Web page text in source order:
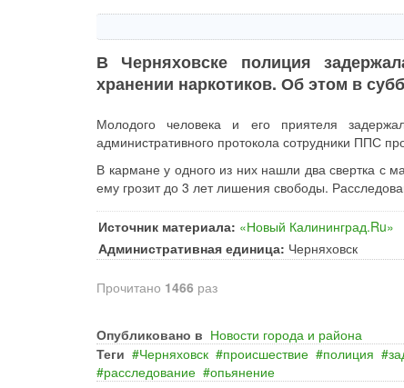
В Черняховске полиция
хранении наркотиков. Об этом в
Молодого человека и его приятеля
административного протокола сотрудники ППС
В кармане у одного из них нашли два свертка с
ему грозит до 3 лет лишения свободы.
Источник материала: «Новый Калининград.Ru»
Административная единица: Черняховск
Прочитано 1466 раз
Опубликовано в Новости города и района
Теги
Черняховск происшествие полиция
расследование
опьянение